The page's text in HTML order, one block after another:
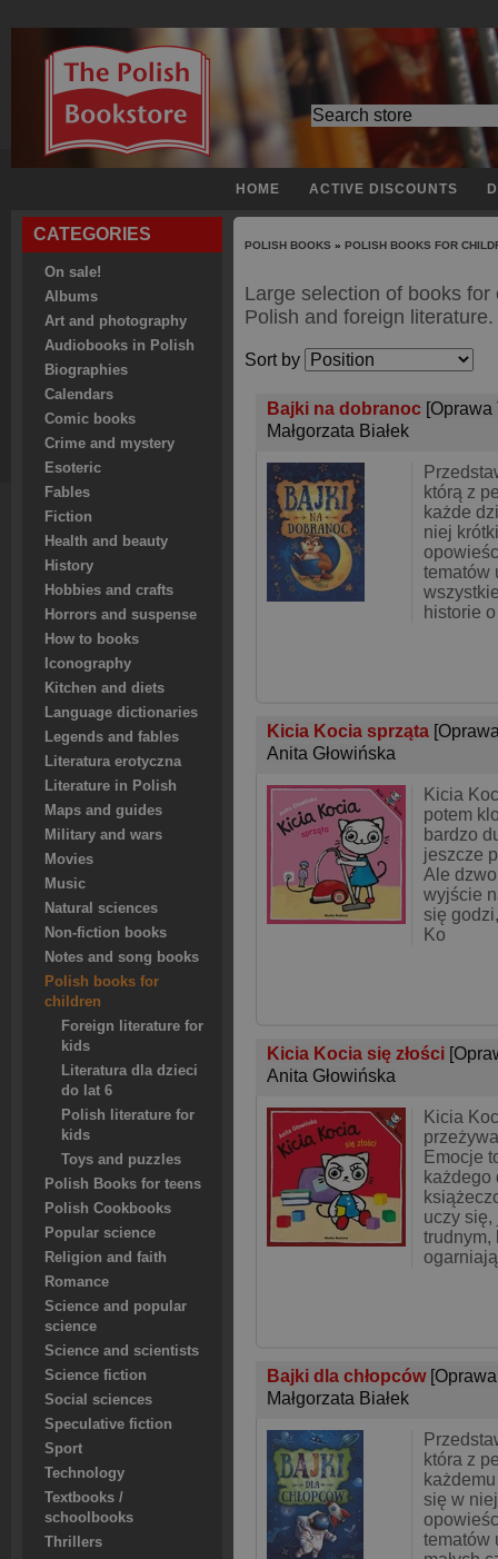
HOME ACTIVE DISCOUNTS
CATEGORIES
On sale!
Albums
Art and photography
Audiobooks in Polish
Biographies
Calendars
Comic books
Crime and mystery
Esoteric
Fables
Fiction
Health and beauty
History
Hobbies and crafts
Horrors and suspense
How to books
Iconography
Kitchen and diets
Language dictionaries
Legends and fables
Literatura erotyczna
Literature in Polish
Maps and guides
Military and wars
Movies
Music
Natural sciences
Non-fiction books
Notes and song books
Polish books for
children
Foreign literature for
kids
Literatura dla dzieci
do lat 6
Polish literature for
kids
Toys and puzzles
Polish Books for teens
Polish Cookbooks
Popular science
Religion and faith
Romance
Science and popular
science
Science and scientists
Science fiction
Social sciences
Speculative fiction
Sport
Technology
Textbooks /
schoolbooks
Thrillers
POLISH BOOKS » POLISH BOOKS FOR
Large selection of books
Polish and foreign literature.
Sort by
Bajki na dobranoc [Oprawa
Małgorzata Białek
którą z
każde
niej
tematów
historie
Kicia Kocia sprząta
Anita Głowińska
Kicia
potem
bardzo
jeszcze
Ale
wyjście
się
Ko
Kicia Kocia się złości
Anita Głowińska
Kicia
Emocje
każdego
uczy się,
trudnym,
Bajki dla chłopców
Małgorzata Białek
która z
się w
tematów